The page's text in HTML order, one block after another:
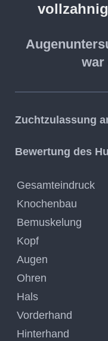
war
Zuchtzulassung
Bewertung des
Gesamteindruck
Knochenbau
Bemuskelung
Kopf
Augen
Ohren
Hals
Vorderhand
Hinterhand